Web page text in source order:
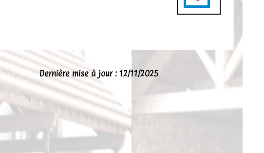
Dernière mise à jour : 12/11/2025